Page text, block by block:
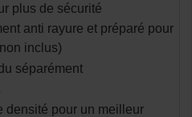
plus de sécurité
anti rayure et préparé pour
inclus)
séparément
densité pour un meilleur